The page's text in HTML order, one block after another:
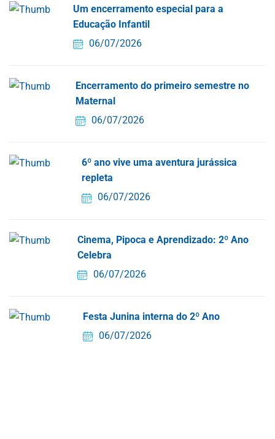
Um encerramento especial para a
Educação Infantil
06/07/2026
Encerramento do primeiro semestre no
Maternal
06/07/2026
6º ano vive uma aventura jurássica
repleta
06/07/2026
Cinema, Pipoca e Aprendizado: 2º Ano
Celebra
06/07/2026
Festa Junina interna do 2º Ano
06/07/2026